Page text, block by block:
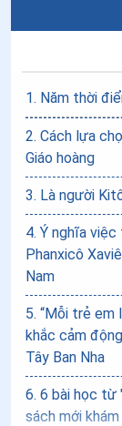
1. Năm thời
2. Cách lựa
Giáo hoàng
3. Là người
4. Ý nghĩa việc
Phanxicô
Nam
5. “Mỗi trẻ em
khắc cảm
Tây Ban Nha
6. 6 bài học từ
sách mới khám